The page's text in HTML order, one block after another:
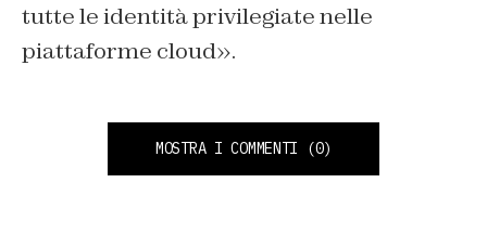
tutte le identità privilegiate nelle
piattaforme cloud».
MOSTRA I COMMENTI (0)